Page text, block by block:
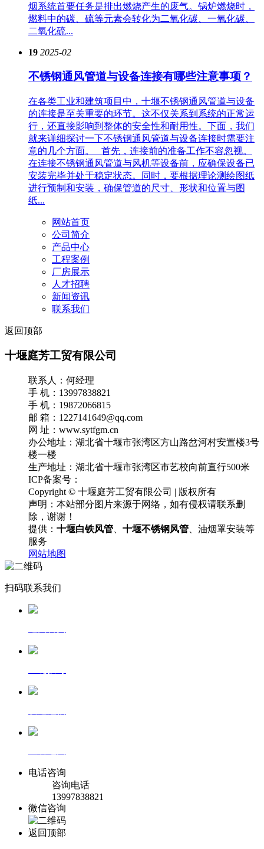
烟系统首要任务是排出燃烧产生的废气。锅炉燃烧时，
燃料中的碳、硫等元素会转化为二氧化碳、一氧化碳、
二氧化硫...
19 2025-02
不锈钢通风管道与设备连接有哪些注意事项？
在各类工业和建筑项目中，十堰不锈钢通风管道与设备
的连接是至关重要的环节。这不仅关系到系统的正常运
行，还直接影响到整体的安全性和耐用性。下面，我们
就来详细探讨一下不锈钢通风管道与设备连接时需要注
意的几个方面。 首先，连接前的准备工作不容忽视。
在连接不锈钢通风管道与风机等设备前，应确保设备已
安装完毕并处于稳定状态。同时，要根据理论测绘图纸
进行预制和安装，确保管道的尺寸、形状和位置与图
纸...
网站首页
公司简介
产品中心
工程案例
厂房展示
人才招聘
新闻资讯
联系我们
返回顶部
十堰庭芳工贸有限公司
联系人：何经理
手 机：13997838821
手 机：19872066815
邮 箱：1227141649@qq.com
网 址：www.sytfgm.cn
办公地址：湖北省十堰市张湾区方山路岔河村安置楼3号
楼一楼
生产地址：湖北省十堰市张湾区市艺校向前直行500米
ICP备案号：
Copyright © 十堰庭芳工贸有限公司 | 版权所有
声明：本站部分图片来源于网络，如有侵权请联系删
除，谢谢！
提供： 十堰白铁风管 十堰不锈钢风管 、油烟罩安装等
服务
网站地图
扫码联系我们
电话咨询
咨询电话
13997838821
微信咨询
返回顶部